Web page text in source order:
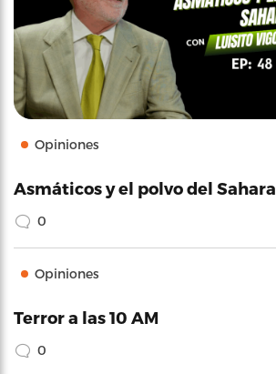
Opiniones
Asmáticos y el polvo del Sahara
0
Opiniones
Terror a las 10 AM
0